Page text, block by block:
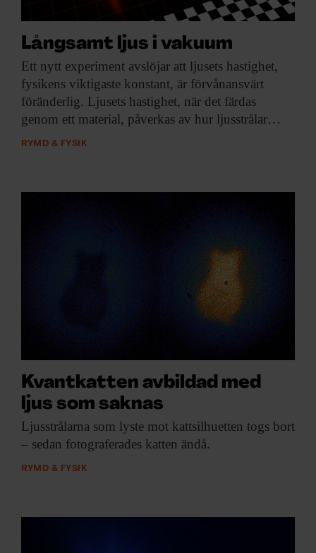
Långsamt ljus i vakuum
Ett nytt experiment avslöjar att ljusets hastighet,
fysikens viktigaste konstant, är förvånansvärt
föränderlig. Ljusets hastighet, när det färdas
genom ett material, påverkas av hur ljusstrålar…
RYMD & FYSIK
Kvantkatten avbildad med
ljus som saknas
Ljusstrålarna som lyste mot kattsilhuetten togs bort
– sedan fotograferades katten ändå.
RYMD & FYSIK